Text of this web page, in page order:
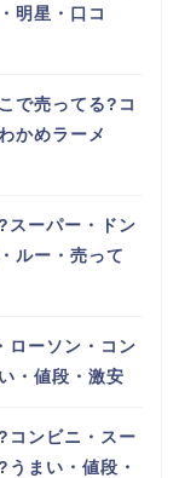
明星・口コ
で売ってる?コ
かめラーメ
スーパー・ドン
ルー・売って
ローソン・コン
・値段・激安
コンビニ・スー
まい・値段・